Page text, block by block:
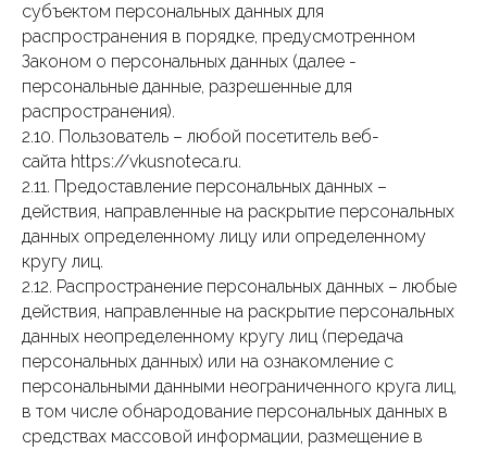
субъектом персональных данных для
распространения в порядке, предусмотренном
Законом о персональных данных (далее -
персональные данные, разрешенные для
распространения).
2.10. Пользователь – любой посетитель веб-
сайта https://vkusnoteca.ru.
2.11. Предоставление персональных данных –
действия, направленные на раскрытие персональных
данных определенному лицу или определенному
кругу лиц.
2.12. Распространение персональных данных – любые
действия, направленные на раскрытие персональных
данных неопределенному кругу лиц (передача
персональных данных) или на ознакомление с
персональными данными неограниченного круга лиц,
в том числе обнародование персональных данных в
средствах массовой информации, размещение в